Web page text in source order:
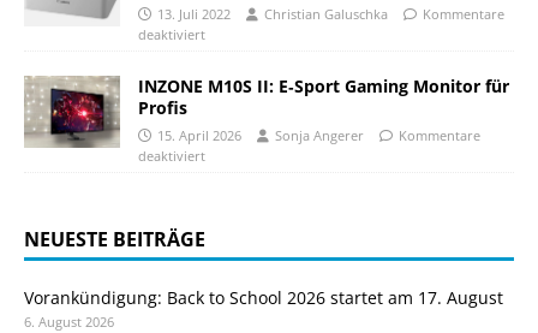
13. Juli 2022 Christian Galuschka
Kommentare
deaktiviert
INZONE M10S II: E‑Sport Gaming Monitor für
Profis
15. April 2026 Sonja Angerer
Kommentare
deaktiviert
NEUESTE BEITRÄGE
Vorankündigung: Back to School 2026 startet am 17. August
6. August 2026